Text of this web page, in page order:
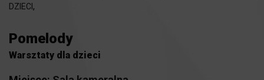
DZIECI ,
Pomelody
Warsztaty dla dzieci